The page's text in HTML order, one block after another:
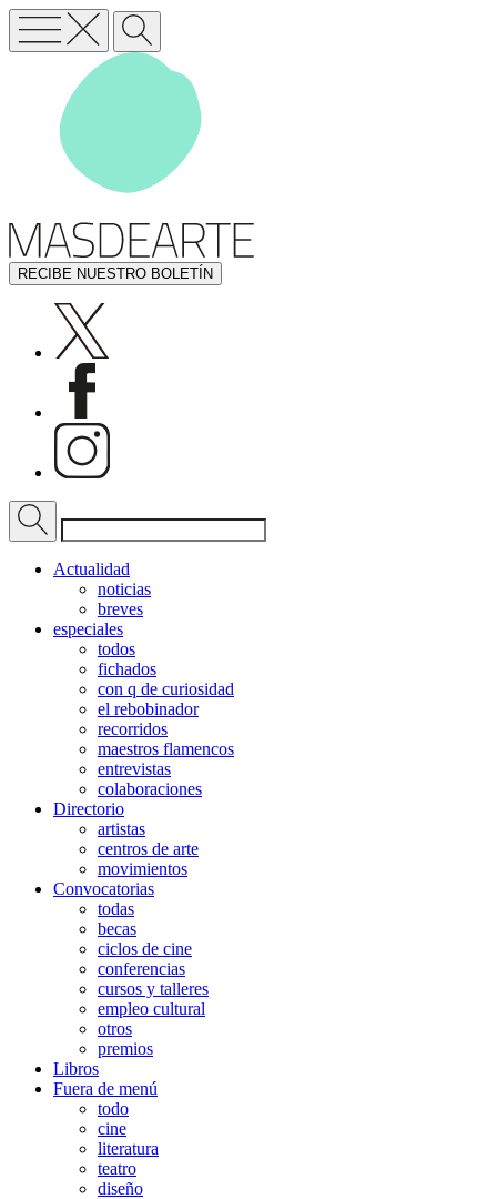
RECIBE NUESTRO BOLETÍN
Actualidad
noticias
breves
especiales
todos
fichados
con q de curiosidad
el rebobinador
recorridos
maestros flamencos
entrevistas
colaboraciones
Directorio
artistas
centros de arte
movimientos
Convocatorias
todas
becas
ciclos de cine
conferencias
cursos y talleres
empleo cultural
otros
premios
Libros
Fuera de menú
todo
cine
literatura
teatro
diseño